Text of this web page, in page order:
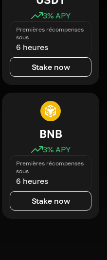
3% APY
Premières récompenses
sous
6 heures
Stake now
BNB
3% APY
Premières récompenses
sous
6 heures
Stake now